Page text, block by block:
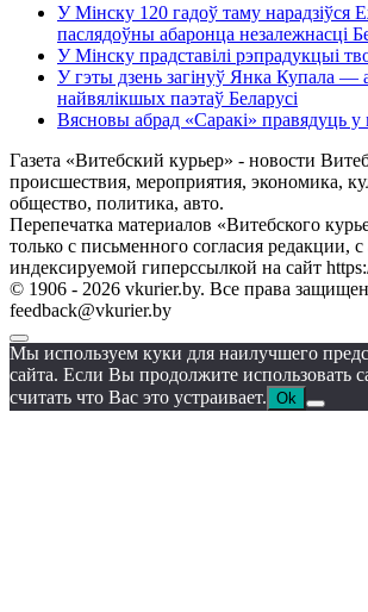
У Мінску 120 гадоў таму
паслядоўны абаронца незалежнасці
У Мінску прадставілі рэпрадукцыі
У гэты дзень загінуў Янка Купала —
найвялікшых паэтаў Беларусі
Вясновы абрад «Саракі» правядуць у
Газета «Витебский курьер» - новости
происшествия, мероприятия, экономика,
общество, политика, авто.
Перепечатка материалов «Витебского
только с письменного согласия редакции,
индексируемой гиперссылкой на сайт
© 1906 - 2026 vkurier.by. Все права
feedback@vkurier.by
Мы используем куки для наилучшего
сайта. Если Вы продолжите использовать
считать что Вас это устраивает. Ok